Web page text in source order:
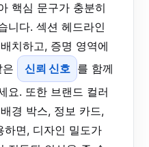
핵심 문구가 충분히
니다. 섹션 헤드라인
치하고, 증명 영역에
은
신뢰 신호 를 함께
요. 또한 브랜드 컬러
경 박스, 정보 카드,
하면, 디자인 밀도가